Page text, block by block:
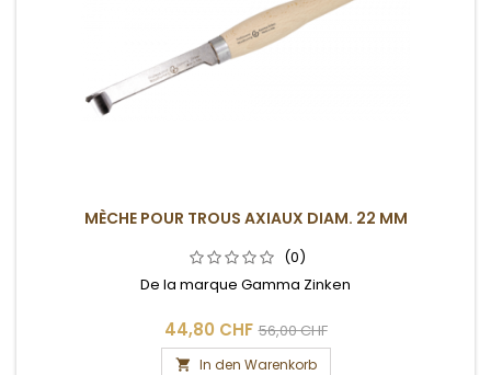
MÈCHE POUR TROUS AXIAUX DIAM. 22 MM
(0)
De la marque Gamma Zinken
44,80 CHF 56,00 CHF
 In den Warenkorb